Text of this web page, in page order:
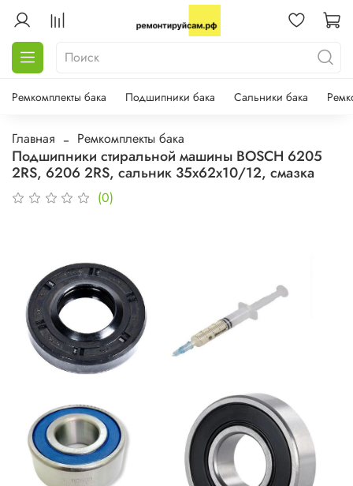
Ремкомплекты бака Подшипники бака Сальники бака
Главная Ремкомплекты бака
Подшипники стиральной машины BOSCH 6205
2RS, 6206 2RS, сальник 35x62x10/12, смазка
(0)